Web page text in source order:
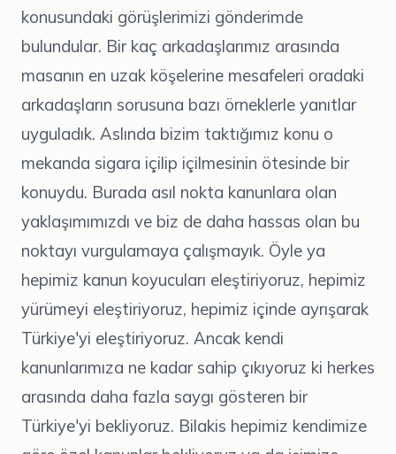
konusundaki görüşlerimizi gönderimde
bulundular. Bir kaç arkadaşlarımız arasında
masanın en uzak köşelerine mesafeleri oradaki
arkadaşların sorusuna bazı örneklerle yanıtlar
uyguladık. Aslında bizim taktığımız konu o
mekanda sigara içilip içilmesinin ötesinde bir
konuydu. Burada asıl nokta kanunlara olan
yaklaşımımızdı ve biz de daha hassas olan bu
noktayı vurgulamaya çalışmayık. Öyle ya
hepimiz kanun koyucuları eleştiriyoruz, hepimiz
yürümeyi eleştiriyoruz, hepimiz içinde ayrışarak
Türkiye'yi eleştiriyoruz. Ancak kendi
kanunlarımıza ne kadar sahip çıkıyoruz ki herkes
arasında daha fazla saygı gösteren bir
Türkiye'yi bekliyoruz. Bilakis hepimiz kendimize